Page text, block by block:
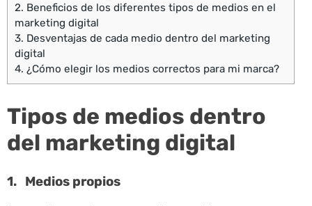
2. Beneficios de los diferentes tipos de medios en el
marketing digital
3. Desventajas de cada medio dentro del marketing
digital
4. ¿Cómo elegir los medios correctos para mi marca?
Tipos de medios dentro
del marketing digital
1. Medios propios